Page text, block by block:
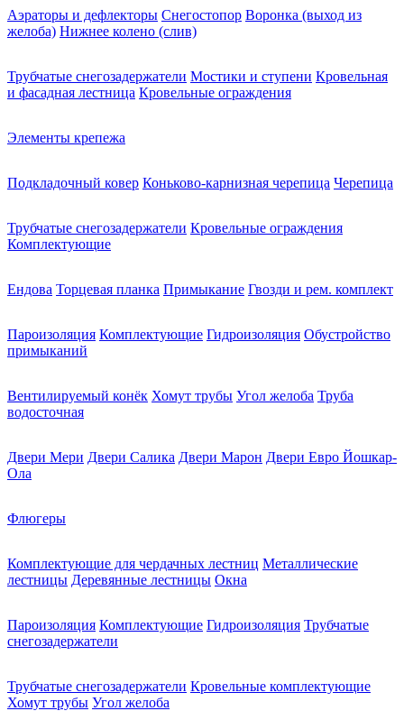
Аэраторы и дефлекторы Снегостопор Воронка (выход из
желоба) Нижнее колено (слив)
Трубчатые снегозадержатели Мостики и ступени Кровельная
и фасадная лестница Кровельные ограждения
Элементы крепежа
Подкладочный ковер Коньково-карнизная черепица Черепица
Трубчатые снегозадержатели Кровельные ограждения
Комплектующие
Ендова Торцевая планка Примыкание Гвозди и рем. комплект
Пароизоляция Комплектующие Гидроизоляция Обустройство
примыканий
Вентилируемый конёк Хомут трубы Угол желоба Труба
водосточная
Двери Мери Двери Салика Двери Марон Двери Евро Йошкар-
Ола
Флюгеры
Комплектующие для чердачных лестниц Металлические
лестницы Деревянные лестницы Окна
Пароизоляция Комплектующие Гидроизоляция Трубчатые
снегозадержатели
Трубчатые снегозадержатели Кровельные комплектующие
Хомут трубы Угол желоба